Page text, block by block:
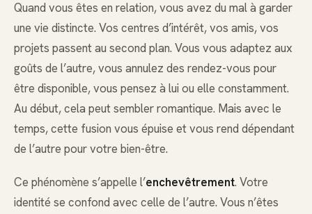
Quand vous êtes en relation, vous avez du mal à garder
une vie distincte. Vos centres d’intérêt, vos amis, vos
projets passent au second plan. Vous vous adaptez aux
goûts de l’autre, vous annulez des rendez-vous pour
être disponible, vous pensez à lui ou elle constamment.
Au début, cela peut sembler romantique. Mais avec le
temps, cette fusion vous épuise et vous rend dépendant
de l’autre pour votre bien-être.
Ce phénomène s’appelle l’enchevêtrement. Votre
identité se confond avec celle de l’autre. Vous n’êtes